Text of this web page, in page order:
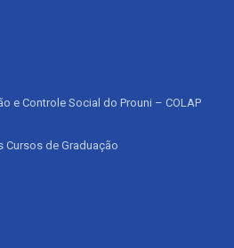
e Controle Social do Prouni – COLAP
de Graduação